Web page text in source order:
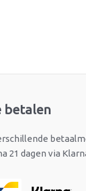
betalen
21 dagen via